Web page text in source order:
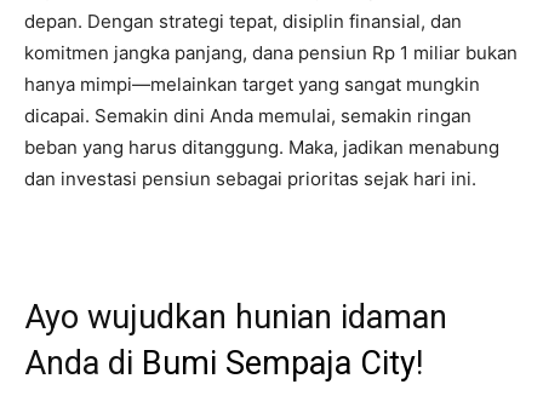
depan. Dengan strategi tepat, disiplin finansial, dan
komitmen jangka panjang, dana pensiun Rp 1 miliar bukan
hanya mimpi—melainkan target yang sangat mungkin
dicapai. Semakin dini Anda memulai, semakin ringan
beban yang harus ditanggung. Maka, jadikan menabung
dan investasi pensiun sebagai prioritas sejak hari ini.
Ayo wujudkan hunian idaman
Anda di Bumi Sempaja City!